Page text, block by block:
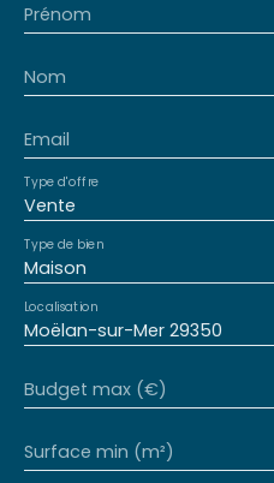
Prénom
Nom
Email
Vente
Type d'offre
Maison
Type de bien
Moëlan-sur-Mer 29350
Localisation
Budget max (€)
Surface min (m²)